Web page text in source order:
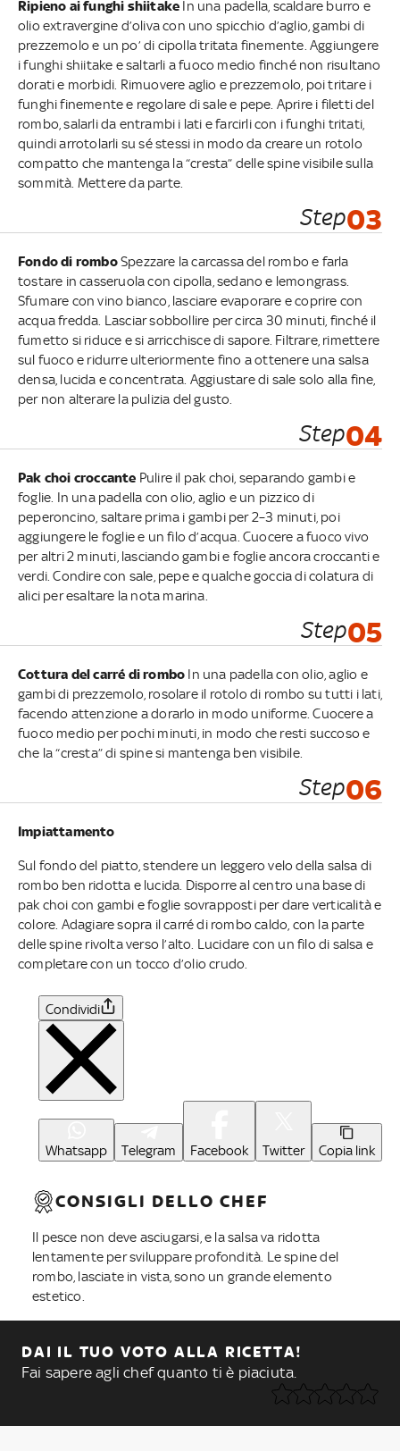
Ripieno ai funghi shiitake In una padella, scaldare burro e
olio extravergine d’oliva con uno spicchio d’aglio, gambi di
prezzemolo e un po’ di cipolla tritata finemente. Aggiungere
i funghi shiitake e saltarli a fuoco medio finché non risultano
dorati e morbidi. Rimuovere aglio e prezzemolo, poi tritare i
funghi finemente e regolare di sale e pepe. Aprire i filetti del
rombo, salarli da entrambi i lati e farcirli con i funghi tritati,
quindi arrotolarli su sé stessi in modo da creare un rotolo
compatto che mantenga la “cresta” delle spine visibile sulla
sommità. Mettere da parte.
Step03
Fondo di romboSpezzare la carcassa del rombo e farla
tostare in casseruola con cipolla, sedano e lemongrass.
Sfumare con vino bianco, lasciare evaporare e coprire con
acqua fredda. Lasciar sobbollire per circa 30 minuti, finché il
fumetto si riduce e si arricchisce di sapore. Filtrare, rimettere
sul fuoco e ridurre ulteriormente fino a ottenere una salsa
densa, lucida e concentrata. Aggiustare di sale solo alla fine,
per non alterare la pulizia del gusto.
Step04
Pak choi croccante Pulire il pak choi, separando gambi e
foglie. In una padella con olio, aglio e un pizzico di
peperoncino, saltare prima i gambi per 2–3 minuti, poi
aggiungere le foglie e un filo d’acqua. Cuocere a fuoco vivo
per altri 2 minuti, lasciando gambi e foglie ancora croccanti e
verdi. Condire con sale, pepe e qualche goccia di colatura di
alici per esaltare la nota marina.
Step05
Cottura del carré di rombo In una padella con olio, aglio e
gambi di prezzemolo, rosolare il rotolo di rombo su tutti i lati,
facendo attenzione a dorarlo in modo uniforme. Cuocere a
fuoco medio per pochi minuti, in modo che resti succoso e
che la “cresta” di spine si mantenga ben visibile.
Step06
Impiattamento
Sul fondo del piatto, stendere un leggero velo della salsa di
rombo ben ridotta e lucida. Disporre al centro una base di
pak choi con gambi e foglie sovrapposti per dare verticalità e
colore. Adagiare sopra il carré di rombo caldo, con la parte
delle spine rivolta verso l’alto. Lucidare con un filo di salsa e
completare con un tocco d’olio crudo.
Condividi
Whatsapp Telegram Facebook Twitter Copia link
CONSIGLI DELLO CHEF
Il pesce non deve asciugarsi, e la salsa va ridotta
lentamente per sviluppare profondità. Le spine del
rombo, lasciate in vista, sono un grande elemento
estetico.
DAI IL TUO VOTO ALLA RICETTA!
Fai sapere agli chef quanto ti è piaciuta.